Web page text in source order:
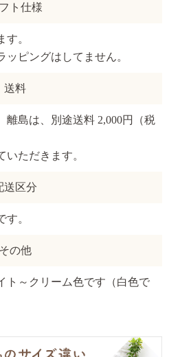
ト仕様
。
ピングはしてません。
送料
離島は、別途送料 2,000円（税
いただきます。
送区分
。
その他
ト～クリーム色です（白色で